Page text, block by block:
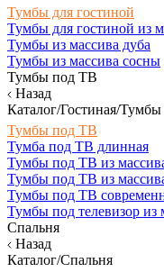
Тумбы для гостиной
Тумбы для гостиной из
Тумбы из массива дуба
Тумбы из массива сосны
Тумбы под ТВ
Назад
Каталог/Гостиная/
Тумбы под ТВ
Тумба под ТВ длинная
Тумбы под ТВ из
Тумбы под ТВ из
Тумбы под ТВ
Тумбы под телевизор из
Спальня
Назад
Каталог/Спальня